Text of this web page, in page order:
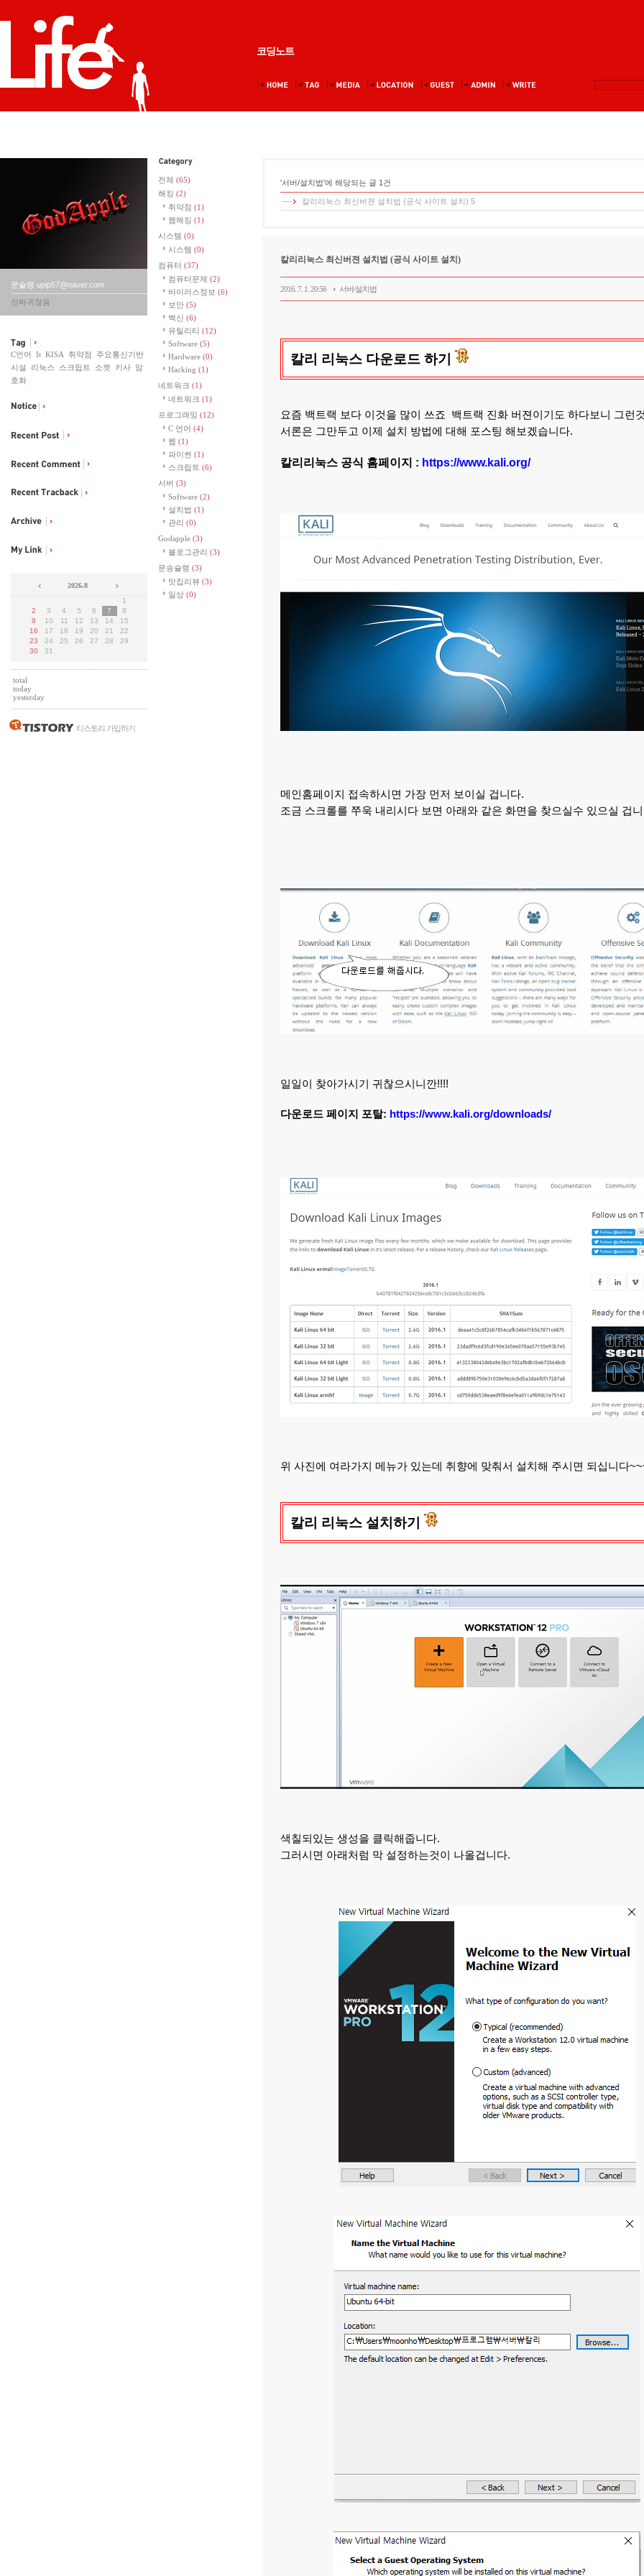
코딩노트
문슐랭 upip57@naver.com
진짜귀찮음
C언어 It KISA 취약점
주요통신기반
시설
리눅스 스크립트 소켓 키사 암
호화
2026.8
1
2
3 4 5 6 7
8
9
10 11 12 13 14
15
16
17 18 19 20 21
22
23
24 25 26 27 28
29
30
31
total
today
yesterday
티스토리 가입하기
전체 (65)
해킹 (2)
취약점 (1)
웹해킹 (1)
시스템 (0)
시스템 (0)
컴퓨터 (37)
컴퓨터문제 (2)
바이러스정보 (6)
보안 (5)
백신 (6)
유틸리티 (12)
Software (5)
Hardware (0)
Hacking (1)
네트워크 (1)
네트워크 (1)
프로그래밍 (12)
C 언어 (4)
웹 (1)
파이썬 (1)
스크립트 (6)
서버 (3)
Software (2)
설치법 (1)
관리 (0)
Godapple (3)
블로그관리 (3)
문송슐랭 (3)
맛집리뷰 (3)
일상 (0)
'서버/설치법'에 해당되는 글 1건
칼리리눅스 최신버젼 설치법 (공식 사이트 설치) 5
칼리리눅스 최신버젼 설치법 (공식 사이트 설치)
2016. 7. 1. 20:56 서버/설치법
칼리 리눅스 다운로드 하기
요즘 백트랙 보다 이것을 많이 쓰죠 백트랙 진화 버젼이기도 하다보니 그런
서론은 그만두고 이제 설치 방법에 대해 포스팅 해보겠습니다.
칼리리눅스 공식 홈페이지 : https://www.kali.org/
메인홈페이지 접속하시면 가장 먼저 보이실 겁니다.
조금 스크롤를 쭈욱 내리시다 보면 아래와 같은 화면을 찾으실수 있으실 겁
일일이 찾아가시기 귀찮으시니깐!!!!
다운로드 페이지 포탈: https://www.kali.org/downloads/
위 사진에 여라가지 메뉴가 있는데 취향에 맞춰서 설치해 주시면 되십니다
칼리 리눅스 설치하기
색칠되있는 생성을 클릭해줍니다.
그러시면 아래처럼 막 설정하는것이 나올겁니다.